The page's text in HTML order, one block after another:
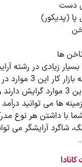
دست
(پدیکور)
ها
زیادی در رشته
اما لازم است
مردم کانادا بیشتر به این 3
ها می توانید درآمد
با داشتن هر نوع
شاگرد آرایشگر می
کانادا